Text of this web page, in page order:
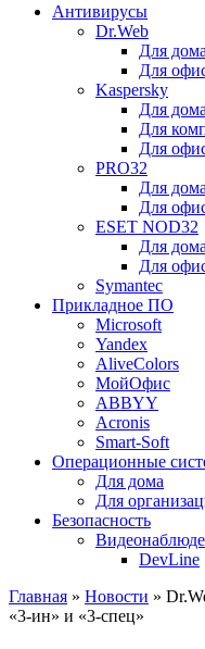
Антивирусы
Dr.Web
Для дома
Для
Kaspersky
Для дома
Для
Для
PRO32
Для дома
Для
ESET NOD32
Для дома
Для
Symantec
Прикладное ПО
Microsoft
Yandex
AliveColors
МойОфис
ABBYY
Acronis
Smart-Soft
Операционные
Для дома
Для
Безопасность
DevLine
Главная » Новости »
«3-ин» и «3-спец»